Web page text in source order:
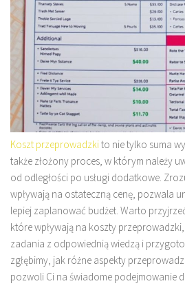
Koszt przeprowadzkito nie tylko suma
także złożony proces, w którym należy
od odległości po usługi dodatkowe.
wpływają na ostateczną cenę, pozwala
lepiej zaplanować budżet. Warto
które wpływają na koszty
zadania z odpowiednią wiedzą i
zgłębimy, jak różne aspekty
pozwoli Ci na świadome podejmowanie